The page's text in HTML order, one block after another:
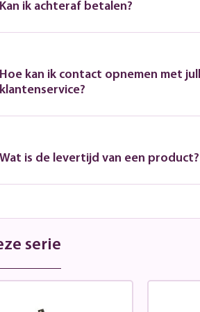
Kan ik achteraf betalen?
Hoe kan ik contact opnemen met
klantenservice?
Wat is de levertijd van een product?
serie